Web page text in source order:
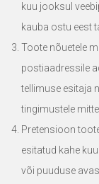
kuu jooksul
kauba ostu eest
Toote nõuetele
postiaadressile
tellimuse esitaja
tingimustele
Pretensioon
esitatud kahe
või puuduse